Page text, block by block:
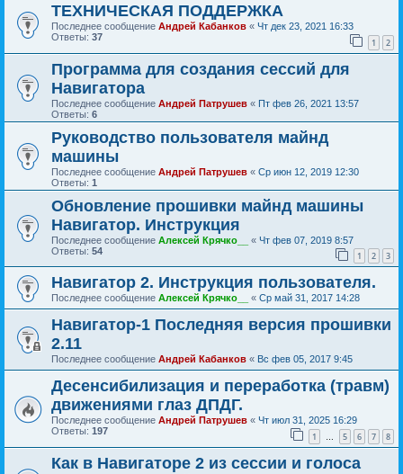
ТЕХНИЧЕСКАЯ ПОДДЕРЖКА
Последнее сообщение Андрей Кабанков « Чт дек 23, 2021 16:33
Ответы: 37 1 2
Программа для создания сессий для
Навигатора
Последнее сообщение Андрей Патрушев « Пт фев 26, 2021 13:57
Ответы: 6
Руководство пользователя майнд
машины
Последнее сообщение Андрей Патрушев « Ср июн 12, 2019 12:30
Ответы: 1
Обновление прошивки майнд машины
Навигатор. Инструкция
Последнее сообщение Алексей Крячко__ « Чт фев 07, 2019 8:57
Ответы: 54 1 2 3
Навигатор 2. Инструкция пользователя.
Последнее сообщение Алексей Крячко__ « Ср май 31, 2017 14:28
Навигатор-1 Последняя версия прошивки
2.11
Последнее сообщение Андрей Кабанков « Вс фев 05, 2017 9:45
Десенсибилизация и переработка (травм)
движениями глаз ДПДГ.
Последнее сообщение Андрей Патрушев « Чт июл 31, 2025 16:29
Ответы: 197 1 … 5 6 7 8
Как в Навигаторе 2 из сессии и голоса